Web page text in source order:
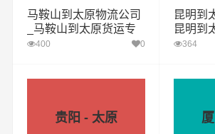
马鞍山到太原物流公司
_马鞍山到太原货运专
线400 0
昆明到
昆明到
364
贵阳 - 太原